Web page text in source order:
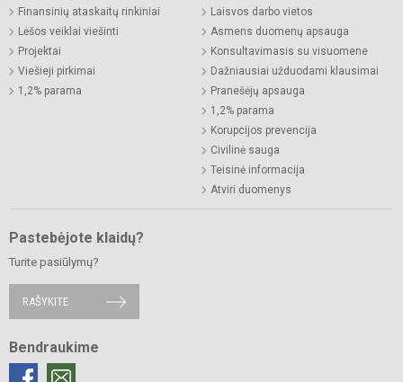
Finansinių ataskaitų rinkiniai
Lėšos veiklai viešinti
Projektai
Viešieji pirkimai
1,2% parama
Laisvos darbo vietos
Asmens duomenų apsauga
Konsultavimasis su visuomene
Dažniausiai užduodami klausimai
Pranešėjų apsauga
1,2% parama
Korupcijos prevencija
Civilinė sauga
Teisinė informacija
Atviri duomenys
Pastebėjote klaidų?
Turite pasiūlymų?
RAŠYKITE
Bendraukime